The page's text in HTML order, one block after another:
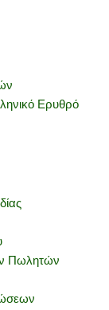
Ερυθρό
Πωλητών